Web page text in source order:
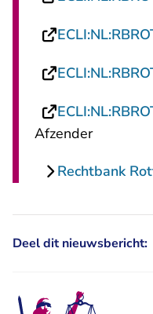
Afzender
Rechtbank
Deel dit nieuwsbericht: